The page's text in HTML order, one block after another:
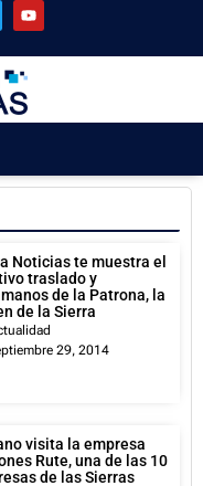
Noticias te muestra el
traslado y
de la Patrona, la
de la Sierra
29, 2014
visita la empresa
Rute, una de las 10
de las Sierras